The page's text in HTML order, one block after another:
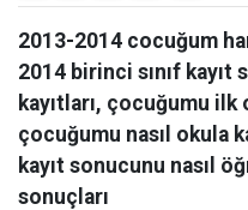
2013-2014 cocuğum
2014 birinci sınıf kayıt
kayıtları, çocuğumu ilk
çocuğumu nasıl okula
kayıt sonucunu nasıl
sonuçları